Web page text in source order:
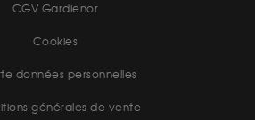
CGV Gardienor
Cookies
données personnelles
générales de vente